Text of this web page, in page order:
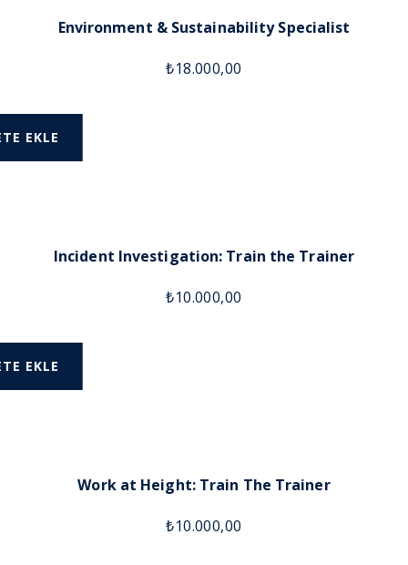
Environment & Sustainability Specialist
₺18.000,00
EKLE
Incident Investigation: Train the Trainer
₺10.000,00
EKLE
Work at Height: Train The Trainer
₺10.000,00